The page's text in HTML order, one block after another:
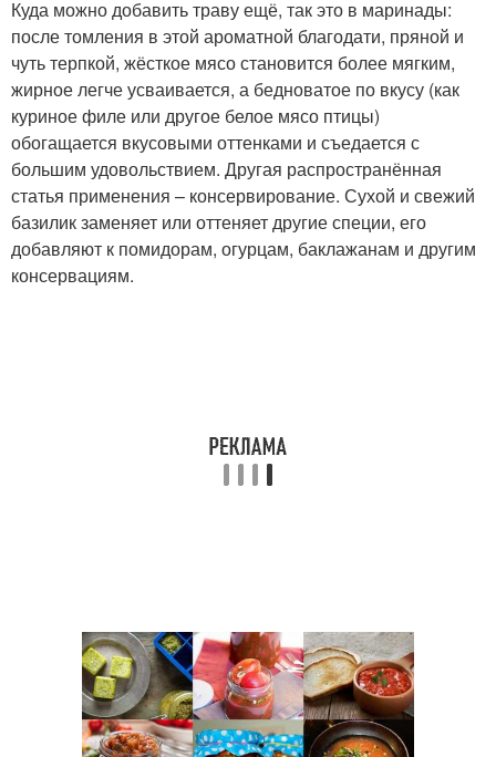
Куда можно добавить траву ещё, так это в маринады:
после томления в этой ароматной благодати, пряной и
чуть терпкой, жёсткое мясо становится более мягким,
жирное легче усваивается, а бедноватое по вкусу (как
куриное филе или другое белое мясо птицы)
обогащается вкусовыми оттенками и съедается с
большим удовольствием. Другая распространённая
статья применения – консервирование. Сухой и свежий
базилик заменяет или оттеняет другие специи, его
добавляют к помидорам, огурцам, баклажанам и другим
консервациям.